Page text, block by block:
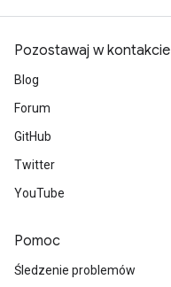
Pozostawaj w kontakcie
Blog
Forum
GitHub
Twitter
YouTube
Pomoc
Śledzenie problemów